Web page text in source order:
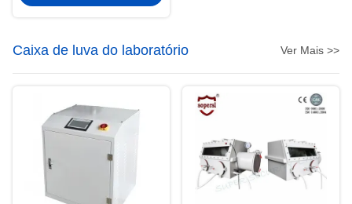
Caixa de luva do laboratório Ver Mais >>